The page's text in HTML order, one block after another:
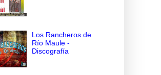
Los Rancheros de
Río Maule -
Discografía